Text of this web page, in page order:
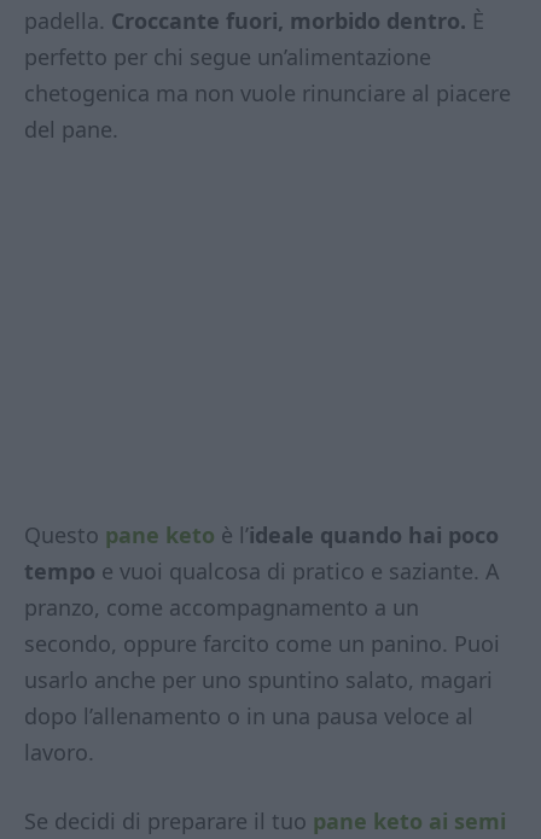
padella. Croccante fuori, morbido dentro. È
perfetto per chi segue un’alimentazione
chetogenica ma non vuole rinunciare al piacere
del pane.
Questo pane keto è l’ideale quando hai poco
tempo e vuoi qualcosa di pratico e saziante. A
pranzo, come accompagnamento a un
secondo, oppure farcito come un panino. Puoi
usarlo anche per uno spuntino salato, magari
dopo l’allenamento o in una pausa veloce al
lavoro.
Se decidi di preparare il tuo pane keto ai semi